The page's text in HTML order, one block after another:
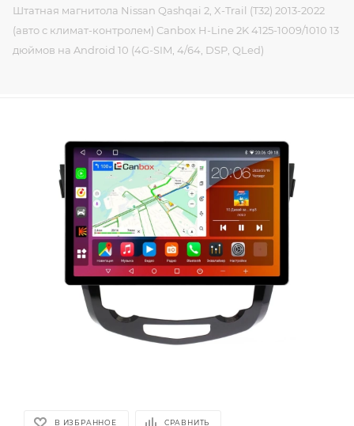
Штатная магнитола Nissan Qashqai 2, X-Trail (T32) 2013-2022
(авто с климат-контролем) Canbox H-Line 2K 4125-1009/1010 13
дюймов на Android 10 (4G-SIM, 4/64, DSP, QLed)
В ИЗБРАННОЕ СРАВНИТЬ